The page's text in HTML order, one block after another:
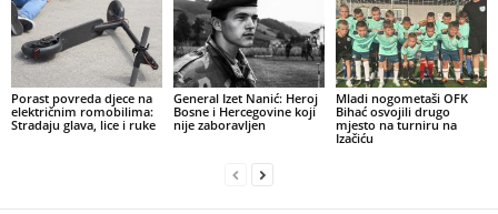
Porast povreda djece na
električnim romobilima:
Stradaju glava, lice i ruke
General Izet Nanić: Heroj
Bosne i Hercegovine koji
nije zaboravljen
Mladi nogometaši OFK
Bihać osvojili drugo
mjesto na turniru na
Izačiću